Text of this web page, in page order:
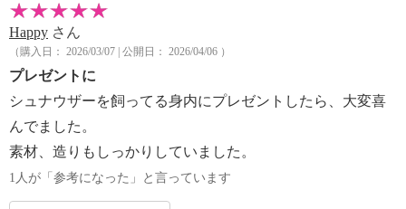
Happy さん
（購入日： 2026/03/07 | 公開日： 2026/04/06 ）
プレゼントに
シュナウザーを飼ってる身内にプレゼントしたら、大変喜
んでました。
素材、造りもしっかりしていました。
1人が「参考になった」と言っています